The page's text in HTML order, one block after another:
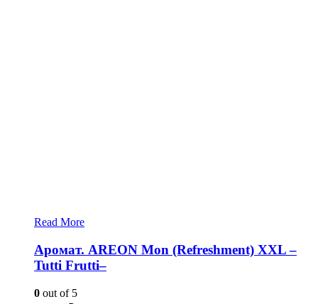
Read More
Аромат. AREON Mon (Refreshment) XXL –
Tutti Frutti–
0 out of 5